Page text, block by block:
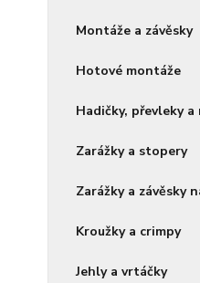
Montáže a závěsky
Hotové montáže
Hadičky, převleky
Zarážky a stopery
Zarážky a závěsky
Kroužky a crimpy
Jehly a vrtáčky